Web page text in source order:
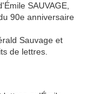
SAUVAGE,
90e anniversaire
Sauvage et
de lettres.